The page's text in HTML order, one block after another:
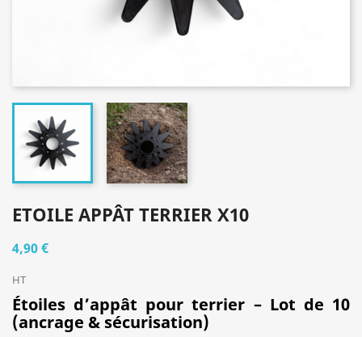
ETOILE APPÂT TERRIER X10
4,90 €
HT
Étoiles d’appât pour terrier – Lot de 10
(ancrage & sécurisation)